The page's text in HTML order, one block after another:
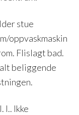
stue
oppvaskmaskin
Flislagt bad.
beliggende
l.. Ikke